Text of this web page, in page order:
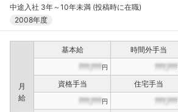
中途入社 3年～10年未満 (投稿時に在職)
2008年度
月
給
基本給 時間外手当
???,???円 ???,???
資格手当 住宅手当
???,???円 ???,???